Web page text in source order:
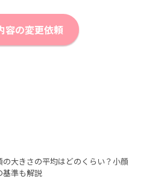
容の変更依頼
の大きさの平均はどのくらい？小顔
基準も解説